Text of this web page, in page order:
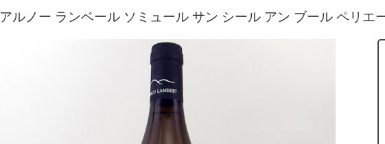
アルノー ランベール ソミュール サン シール アン ブール ペリエ